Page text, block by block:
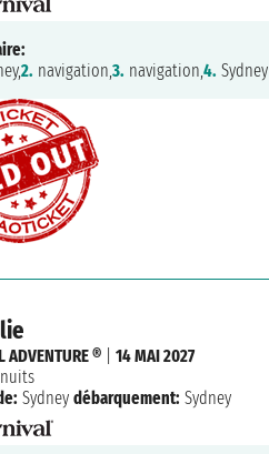
2. navigation,3. navigation,4. Sydney
ADVENTURE ® |14 MAI 2027
Sydney débarquement: Sydney